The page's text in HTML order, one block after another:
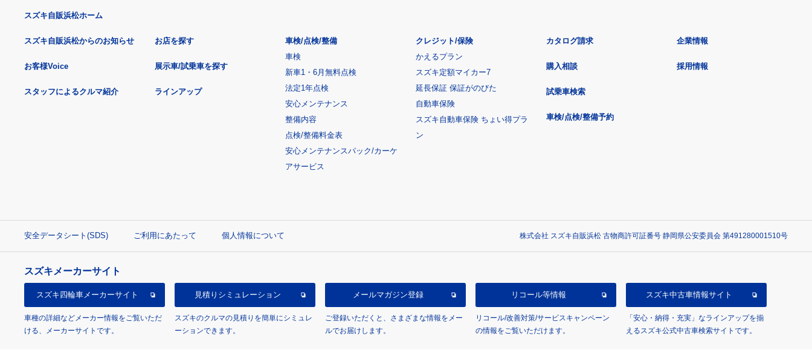
スズキ自販浜松ホーム
スズキ自販浜松からのお知らせ
お客様Voice
スタッフによるクルマ紹介
お店を探す
展示車/試乗車を探す
ラインアップ
車検/点検/整備
車検
新車1・6月無料点検
法定1年点検
安心メンテナンス
整備内容
点検/整備料金表
安心メンテナンスパック/カーケ
アサービス
クレジット/保険
かえるプラン
スズキ定額マイカー7
延長保証 保証がのびた
自動車保険
スズキ自動車保険 ちょい得プラ
ン
カタログ請求
購入相談
試乗車検索
車検/点検/整備予約
企業情報
採用情報
安全データシート(SDS) ご利用にあたって 個人情報について 株式会社 スズキ自販浜松 古物商許可証番号 静岡県公安委員会 第491280001510号
スズキメーカーサイト
スズキ四輪車メーカーサイト
車種の詳細などメーカー情報をご覧いただ
ける、メーカーサイトです。
見積り シミュレーション
スズキのクルマの見積りを簡単にシミュレ
ーションできます。
メールマガジン登録
ご登録いただくと、さまざまな情報をメー
ルでお届けします。
リコール等情報
リコール/改善対策/サービスキャンペーン
の情報をご覧いただけます。
スズキ中古車情報サイト
「安心・納得・充実」なラインアップを揃
えるスズキ公式中古車検索サイトです。